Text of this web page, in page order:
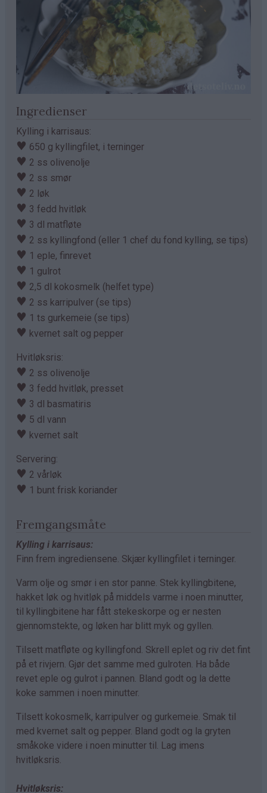
Ingredienser
Kylling i karrisaus:
♥ 650 g kyllingfilet, i terninger
♥ 2 ss olivenolje
♥ 2 ss smør
♥ 2 løk
♥ 3 fedd hvitløk
♥ 3 dl matfløte
♥ 2 ss kyllingfond (eller 1 chef du fond kylling, se tips)
♥ 1 eple, finrevet
♥ 1 gulrot
♥ 2,5 dl kokosmelk (helfet type)
♥ 2 ss karripulver (se tips)
♥ 1 ts gurkemeie (se tips)
♥ kvernet salt og pepper
Hvitløksris:
♥ 2 ss olivenolje
♥ 3 fedd hvitløk, presset
♥ 3 dl basmatiris
♥ 5 dl vann
♥ kvernet salt
Servering:
♥ 2 vårløk
♥ 1 bunt frisk koriander
Fremgangsmåte
Kylling i karrisaus:
Finn frem ingrediensene. Skjær kyllingfilet i terninger.
Varm olje og smør i en stor panne. Stek kyllingbitene,
hakket løk og hvitløk på middels varme i noen minutter,
til kyllingbitene har fått stekeskorpe og er nesten
gjennomstekte, og løken har blitt myk og gyllen.
Tilsett matfløte og kyllingfond. Skrell eplet og riv det fint
på et rivjern. Gjør det samme med gulroten. Ha både
revet eple og gulrot i pannen. Bland godt og la dette
koke sammen i noen minutter.
Tilsett kokosmelk, karripulver og gurkemeie. Smak til
med kvernet salt og pepper. Bland godt og la gryten
småkoke videre i noen minutter til. Lag imens
hvitløksris.
Hvitløksris: